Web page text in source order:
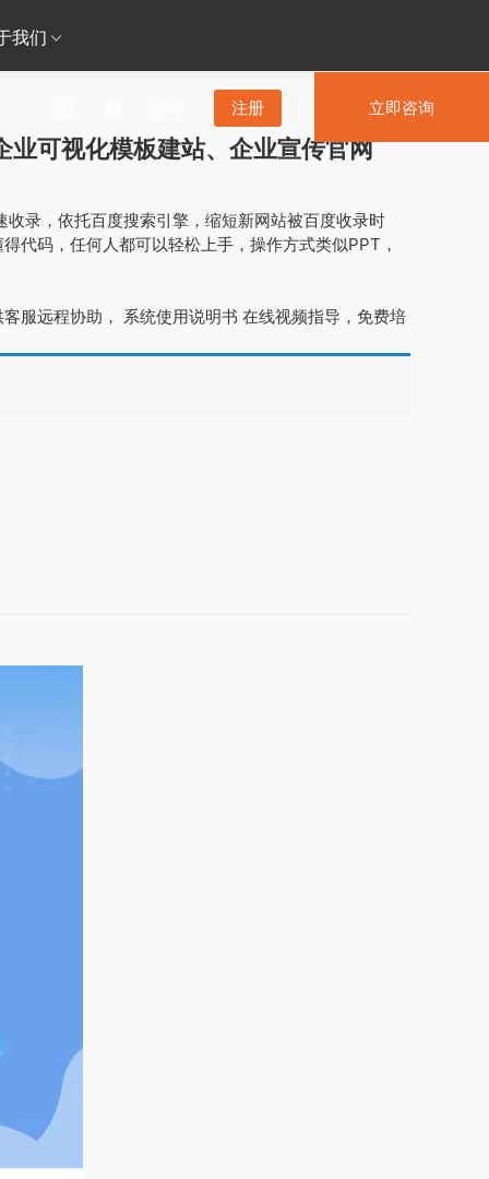
我们
注册 立即咨询
业可视化模板建站、企业宣传官网
录，依托百度搜索引擎，缩短新网站被百度收录时
代码，任何人都可以轻松上手，操作方式类似PPT，
服远程协助， 系统使用说明书 在线视频指导，免费培